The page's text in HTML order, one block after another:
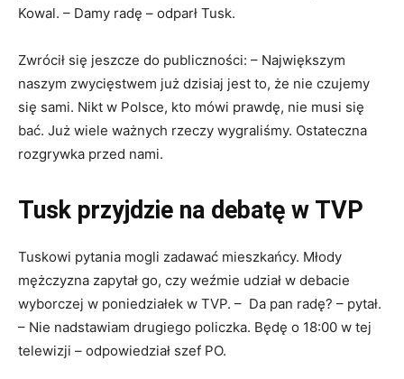
Kowal. – Damy radę – odparł Tusk.
Zwrócił się jeszcze do publiczności: – Największym
naszym zwycięstwem już dzisiaj jest to, że nie czujemy
się sami. Nikt w Polsce, kto mówi prawdę, nie musi się
bać. Już wiele ważnych rzeczy wygraliśmy. Ostateczna
rozgrywka przed nami.
Tusk przyjdzie na debatę w TVP
Tuskowi pytania mogli zadawać mieszkańcy. Młody
mężczyzna zapytał go, czy weźmie udział w debacie
wyborczej w poniedziałek w TVP. – Da pan radę? – pytał.
– Nie nadstawiam drugiego policzka. Będę o 18:00 w tej
telewizji – odpowiedział szef PO.